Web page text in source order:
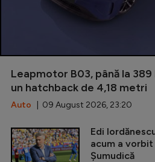
Leapmotor B03, până la
un hatchback de 4,18 metri
Auto | 09 August 2026, 23:20
Edi
acum a
Șumudică